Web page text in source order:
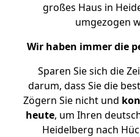
großes Haus in
umgezogen
Wir haben immer die
Sparen Sie sich die
darum, dass Sie die
Zögern Sie nicht und
heute, um Ihren
Heidelberg nach